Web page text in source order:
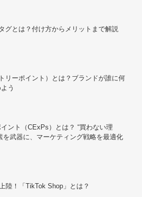
グとは？付け方からメリットまで解説
リーポイント）とは？ブランドが誰に何
う
ント（CExPs）とは？ “買わない理
を武器に、マーケティング戦略を最適化
陸！「TikTok Shop」とは？